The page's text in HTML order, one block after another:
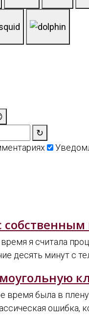
↻
я считала
десять минут с
время была в
ошибка,